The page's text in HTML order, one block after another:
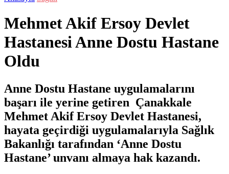
Mehmet Akif Ersoy Devlet
Hastanesi Anne Dostu Hastane
Oldu
Anne Dostu Hastane uygulamalarını
başarı ile yerine getiren Çanakkale
Mehmet Akif Ersoy Devlet Hastanesi,
hayata geçirdiği uygulamalarıyla Sağlık
Bakanlığı tarafından ‘Anne Dostu
Hastane’ unvanı almaya hak kazandı.